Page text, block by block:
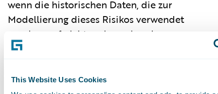
This Website Uses Cookies
wenn die historischen Daten, die zur
Modellierung dieses Risikos verwendet
wurden, auf nicht mehr vorhandenen
Klimaverhältnissen basieren.
Technik, die Abhilfe schaffen könnte. Bei der